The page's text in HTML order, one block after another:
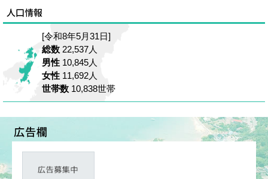
[令和8年5月31日]
総数 22,537人
男性 10,845人
女性 11,692人
世帯数 10,838世帯